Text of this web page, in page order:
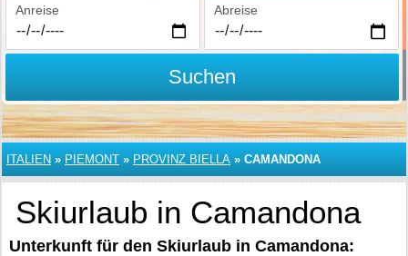
Anreise Abreise
Suchen
ITALIEN » PIEMONT » PROVINZ BIELLA » CAMANDONA
Skiurlaub in Camandona
Unterkunft für den Skiurlaub in Camandona: